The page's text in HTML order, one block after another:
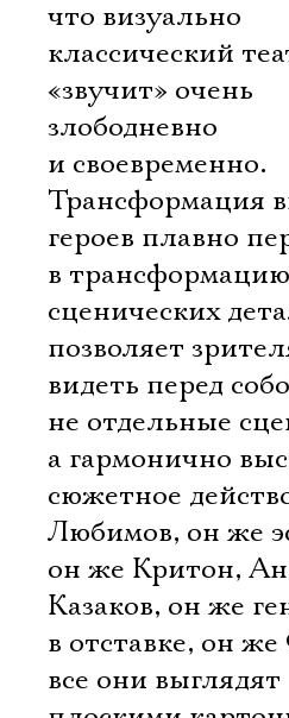
что визуально
классический
«звучит» очень
злободневно
и своевременно.
Трансформация
героев плавно
в трансформацию
сценических
позволяет
видеть перед
не отдельные
а гармонично
сюжетное
Любимов, он же
он же Критон,
Казаков, он же
в отставке, он
все они выглядят